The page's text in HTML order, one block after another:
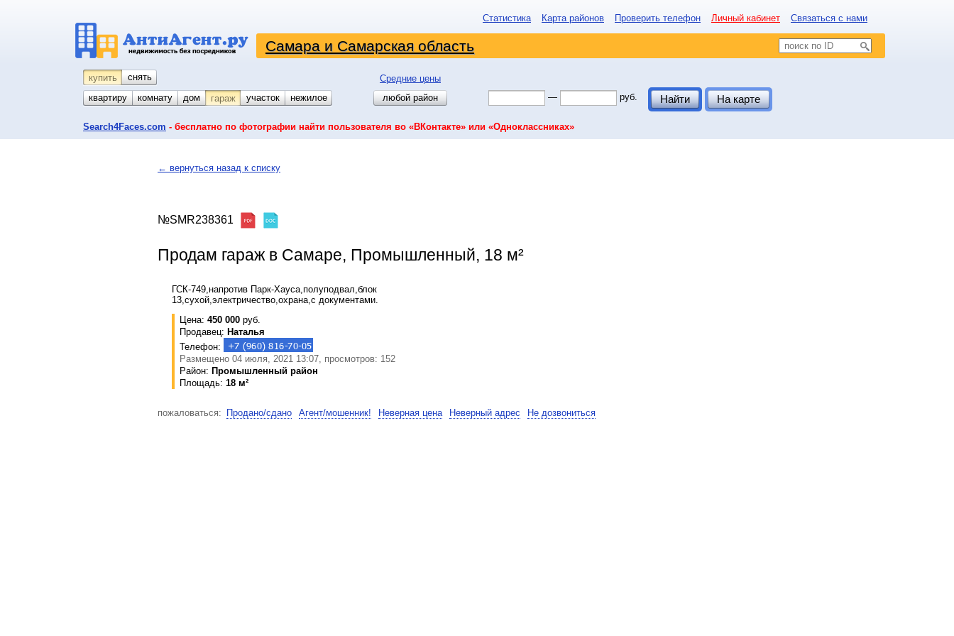
Статистика Карта районов Проверить телефон Личный кабинет Связаться с нами
Самара и Самарская область
купить снять
Средние цены
квартиру
комнату койко-место
дом гараж участок нежилое любой район — руб. Найти На карте
Search4Faces.com - бесплатно по фотографии найти пользователя во «ВКонтакте» или «Одноклассниках»
← вернуться назад к списку
№SMR238361
Продам гараж в Самаре, Промышленный, 18 м²
ГСК-749,напротив Парк-Хауса,полуподвал,блок
13,сухой,электричество,охрана,с документами.
Цена: 450 000 руб.
Продавец: Наталья
Телефон:
Размещено 04 июля, 2021 13:07, просмотров: 152
Район: Промышленный район
Площадь: 18 м²
пожаловаться: Продано/сдано Агент/мошенник! Неверная цена Неверный адрес Не дозвониться